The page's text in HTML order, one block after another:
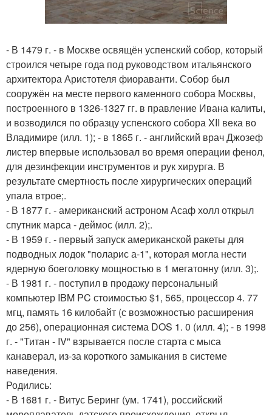
- В 1479 г. - в Москве освящён успенский собор, который
строился четыре года под руководством итальянского
архитектора Аристотеля фиораванти. Собор был
сооружён на месте первого каменного собора Москвы,
построенного в 1326-1327 гг. в правление Ивана калиты,
и возводился по образцу успенского собора XII века во
Владимире (илл. 1); - в 1865 г. - английский врач Джозеф
листер впервые использовал во время операции фенол,
для дезинфекции инструментов и рук хирурга. В
результате смертность после хирургических операций
упала втрое;.
- В 1877 г. - американский астроном Асаф холл открыл
спутник марса - деймос (илл. 2);.
- В 1959 г. - первый запуск американской ракеты для
подводных лодок "поларис а-1", которая могла нести
ядерную боеголовку мощностью в 1 мегатонну (илл. 3);.
- В 1981 г. - поступил в продажу персональный
компьютер IBM PC стоимостью $1, 565, процессор 4. 77
мгц, память 16 килобайт (с возможностью расширения
до 256), операционная система DOS 1. 0 (илл. 4); - в 1998
г. - "Титан - IV" взрывается после старта с мыса
канаверал, из-за короткого замыкания в системе
наведения.
Родились:
- В 1681 г. - Витус Беринг (ум. 1741), российский